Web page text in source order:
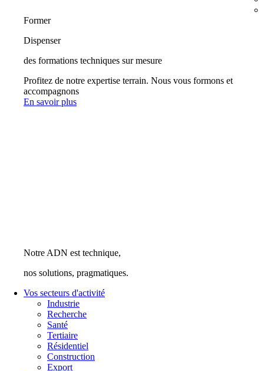
Former
Dispenser
des formations techniques sur mesure
Profitez de notre expertise terrain. Nous vous formons et
accompagnons
En savoir plus
Notre ADN est technique,
nos solutions, pragmatiques.
Vos secteurs d'activité
Industrie
Recherche
Santé
Tertiaire
Résidentiel
Construction
Export